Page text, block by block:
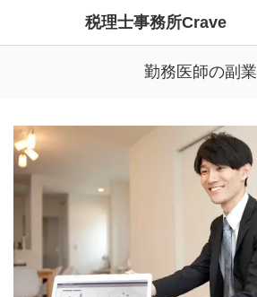
税理士事務所Crave
勤務医師の副業